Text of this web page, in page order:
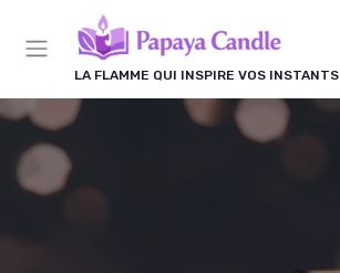
LA FLAMME QUI INSPIRE VOS INSTANTS
Panneau de gestion des cookies